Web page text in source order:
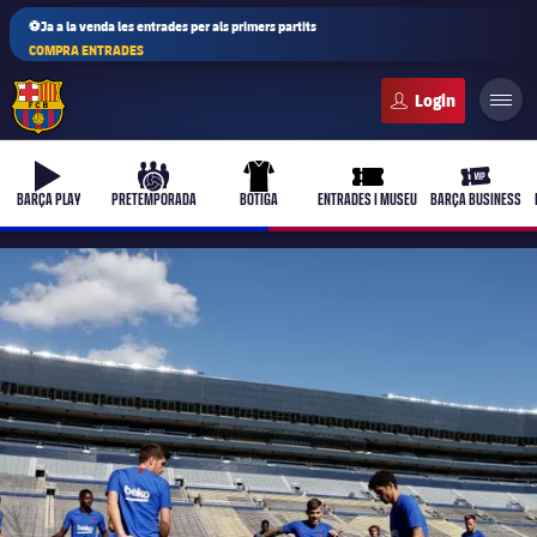
⚽Ja a la venda les entrades per als primers partits
COMPRA ENTRADES
b-play
BARÇA PLAY
culers-ball
PRETEMPORADA
uniform
BOTIGA
ticket-full
ENTRADES I MUSEU
ticket-
BARÇA BUSINESS
PLUSICON
MÉS
Primer equip
Femení
plusicon
més
Actualitat
Barça Atlètic
plusicon
més